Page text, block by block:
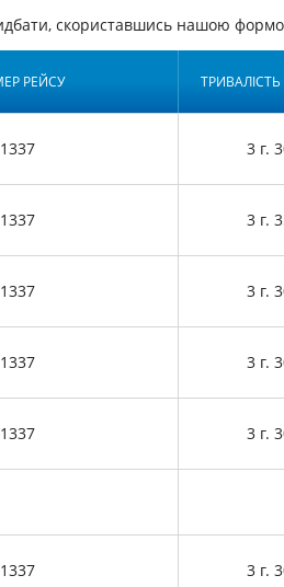
скориставшись нашою
РЕЙСУ ТРИВАЛІСТЬ
3 г.
3 г.
3 г.
3 г.
3 г.
3 г.